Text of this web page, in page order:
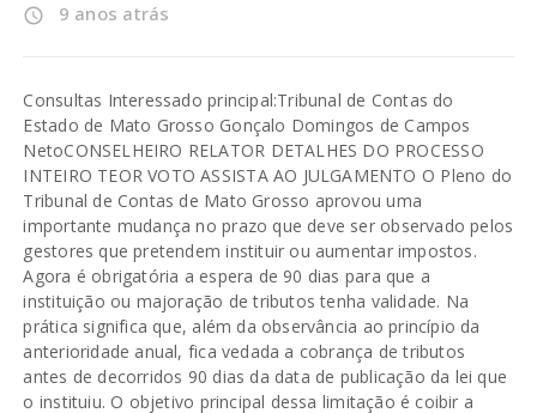
access_time 9 anos atrás
Consultas Interessado principal:Tribunal de Contas do
Estado de Mato Grosso Gonçalo Domingos de Campos
NetoCONSELHEIRO RELATOR DETALHES DO PROCESSO
INTEIRO TEOR VOTO ASSISTA AO JULGAMENTO O Pleno do
Tribunal de Contas de Mato Grosso aprovou uma
importante mudança no prazo que deve ser observado pelos
gestores que pretendem instituir ou aumentar impostos.
Agora é obrigatória a espera de 90 dias para que a
instituição ou majoração de tributos tenha validade. Na
prática significa que, além da observância ao princípio da
anterioridade anual, fica vedada a cobrança de tributos
antes de decorridos 90 dias da data de publicação da lei que
o instituiu. O objetivo principal dessa limitação é coibir a